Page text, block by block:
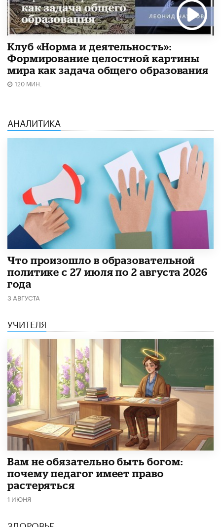
Клуб «Норма и деятельность»:
Формирование целостной картины
мира как задача общего образования
120 МИН.
АНАЛИТИКА
​Что произошло в образовательной
политике с 27 июля по 2 августа 2026
года
3 АВГУСТА
УЧИТЕЛЯ
​Вам не обязательно быть богом:
почему педагог имеет право
растеряться
1 ИЮНЯ